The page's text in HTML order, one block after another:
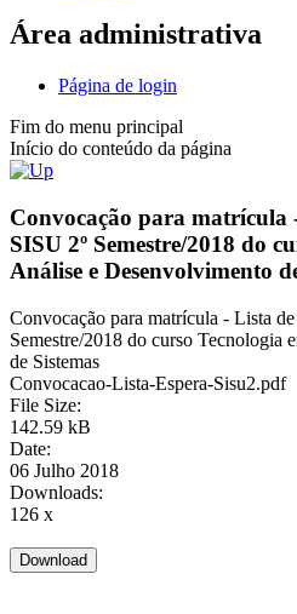
Área administrativa
Página de login
Fim do menu principal
Início do conteúdo da página
Convocação para matrícula
SISU 2º Semestre/2018 do
Análise e Desenvolvimento
Convocação para matrícula - Lista
Semestre/2018 do curso Tecnologia
de Sistemas
Convocacao-Lista-Espera-Sisu2.pdf
File Size:
142.59 kB
Date:
06 Julho 2018
Downloads:
126 x